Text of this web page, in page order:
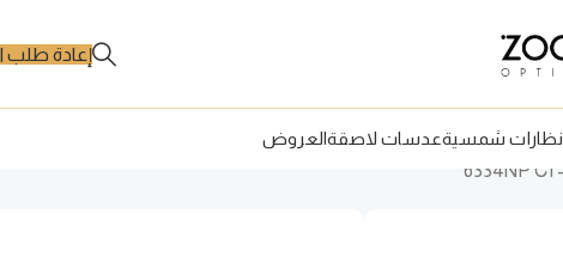
إعادة طلب
نظارات شمسيةعدسات لاصقةالعروض